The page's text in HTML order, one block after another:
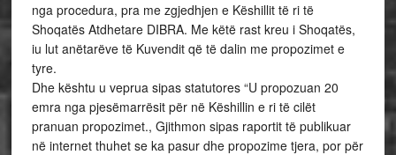
nga procedura, pra me zgjedhjen e Këshillit të ri të
Shoqatës Atdhetare DIBRA. Me këtë rast kreu i Shoqatës,
iu lut anëtarëve të Kuvendit që të dalin me propozimet e
tyre.
Dhe kështu u veprua sipas statutores “U propozuan 20
emra nga pjesëmarrësit për në Këshillin e ri të cilët
pranuan propozimet., Gjithmon sipas raportit të publikuar
në internet thuhet se ka pasur dhe propozime tjera, por për